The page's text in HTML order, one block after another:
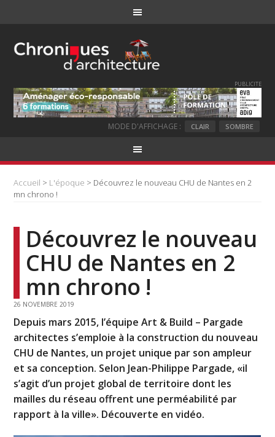
PUBLICITE
MODE D'AFFICHAGE : CLAIR SOMBRE
Accueil > L'époque > Découvrez le nouveau CHU de Nantes en 2
mn chrono !
Découvrez le nouveau
CHU de Nantes en 2
mn chrono !
26 NOVEMBRE 2019
Depuis mars 2015, l’équipe Art & Build – Pargade
architectes s’emploie à la construction du nouveau
CHU de Nantes, un projet unique par son ampleur
et sa conception. Selon Jean-Philippe Pargade, «il
s’agit d’un projet global de territoire dont les
mailles du réseau offrent une perméabilité par
rapport à la ville». Découverte en vidéo.